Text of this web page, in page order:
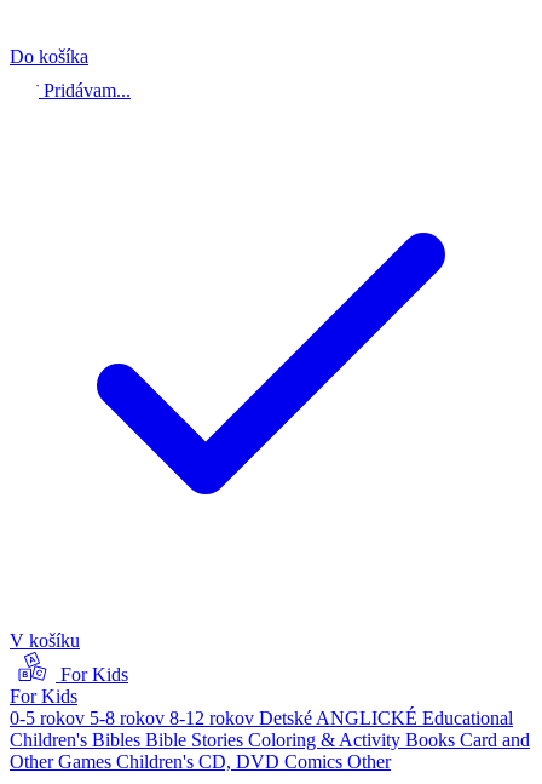
Do košíka
Pridávam...
V košíku
For Kids
For Kids
0-5 rokov 5-8 rokov 8-12 rokov Detské ANGLICKÉ Educational
Children's Bibles Bible Stories Coloring & Activity Books Card and
Other Games Children's CD, DVD Comics Other